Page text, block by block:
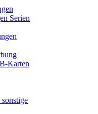
Serien
Karten